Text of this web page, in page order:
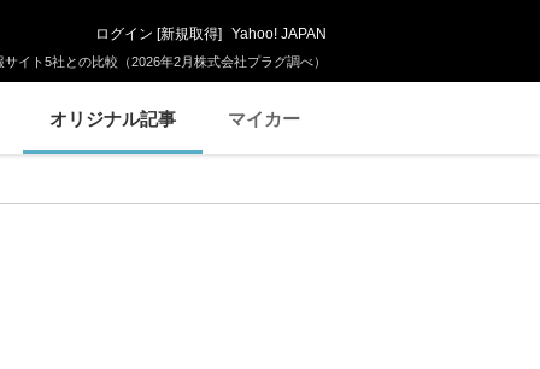
イト5社との比較（2026年2月株式会社プラグ調べ）
ログイン [新規取得] Yahoo! JAPAN
オリジナル記事 マイカー